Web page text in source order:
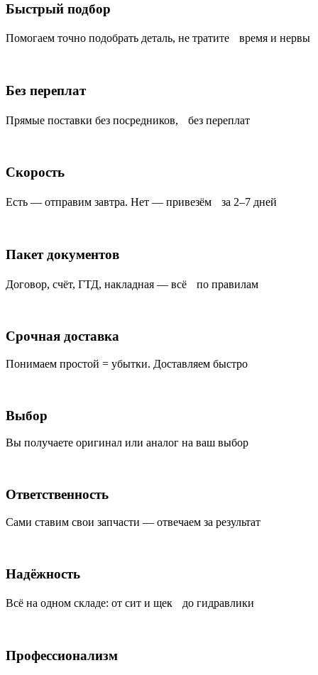
Быстрый подбор
Помогаем точно подобрать деталь, не тратите время и нервы
Без переплат
Прямые поставки без посредников, без переплат
Скорость
Есть — отправим завтра. Нет — привезём за 2–7 дней
Пакет документов
Договор, счёт, ГТД, накладная — всё по правилам
Срочная доставка
Понимаем простой = убытки. Доставляем быстро
Выбор
Вы получаете оригинал или аналог на ваш выбор
Ответственность
Сами ставим свои запчасти — отвечаем за результат
Надёжность
Всё на одном складе: от сит и щек до гидравлики
Профессионализм